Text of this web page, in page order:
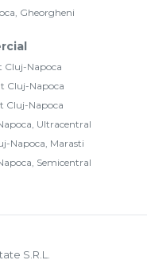
Gheorgheni
Cluj-Napoca
Cluj-Napoca
Cluj-Napoca
Ultracentral
Napoca, Marasti
Semicentral
S.R.L.